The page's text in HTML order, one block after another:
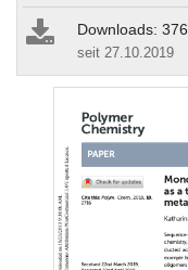
Downloads: 376
seit 27.10.2019